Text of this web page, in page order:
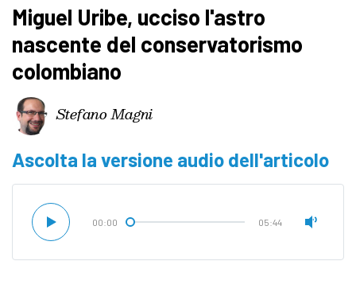
Miguel Uribe, ucciso l'astro
nascente del conservatorismo
colombiano
Stefano Magni
Ascolta la versione audio dell'articolo
00:00 05:44